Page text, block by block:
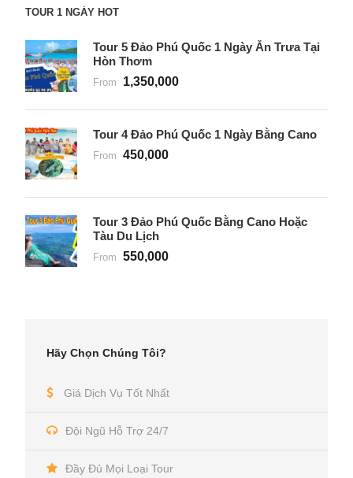
TOUR 1 NGÀY HOT
Tour 5 Đảo Phú Quốc 1 Ngày Ăn Trưa Tại
Hòn Thơm
From 1,350,000
Tour 4 Đảo Phú Quốc 1 Ngày Bằng Cano
From 450,000
Tour 3 Đảo Phú Quốc Bằng Cano Hoặc
Tàu Du Lịch
From 550,000
Hãy Chọn Chúng Tôi?
Giá Dịch Vụ Tốt Nhất
Đội Ngũ Hỗ Trợ 24/7
Đầy Đủ Mọi Loại Tour